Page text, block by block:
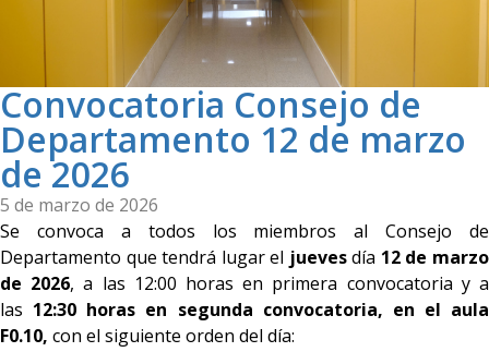
Convocatoria Consejo de
Departamento 12 de marzo
de 2026
5 de marzo de 2026
Se convoca a todos los miembros al Consejo de
Departamento que tendrá lugar el juevesdía 12 de marzo
de 2026, a las 12:00 horas en primera convocatoria y a
las 12:30 horas en segunda convocatoria, en el aula
F0.10, con el siguiente orden del día: